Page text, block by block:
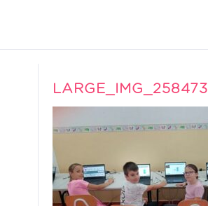
LARGE_IMG_258473